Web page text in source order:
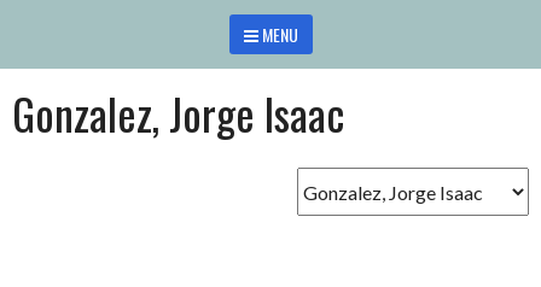
contenido
MENU
Gonzalez, Jorge Isaac